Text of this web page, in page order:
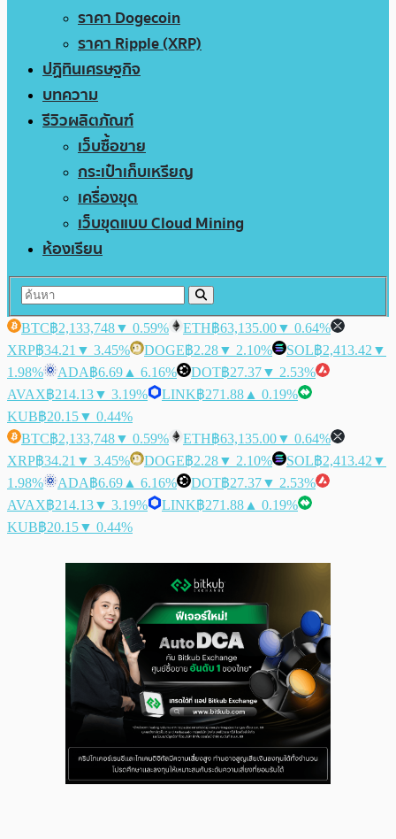
ราคา Dogecoin
ราคา Ripple (XRP)
ปฏิทินเศรษฐกิจ
บทความ
รีวิวผลิตภัณฑ์
เว็บซื้อขาย
กระเป๋าเก็บเหรียญ
เครื่องขุด
เว็บขุดแบบ Cloud Mining
ห้องเรียน
BTC฿2,133,748▼ 0.59% ETH฿63,135.00▼ 0.64%
XRP฿34.21 ▼ 3.45% DOGE฿2.28▼ 2.10% SOL฿2,413.42 ▼
1.98%
ADA฿6.69 ▲ 6.16% DOT฿27.37▼ 2.53%
AVAX฿214.13▼ 3.19% LINK฿271.88 ▲ 0.19%
KUB฿20.15▼ 0.44%
BTC฿2,133,748▼ 0.59% ETH฿63,135.00▼ 0.64%
XRP฿34.21 ▼ 3.45% DOGE฿2.28▼ 2.10% SOL฿2,413.42 ▼
1.98%
ADA฿6.69 ▲ 6.16% DOT฿27.37▼ 2.53%
AVAX฿214.13▼ 3.19% LINK฿271.88 ▲ 0.19%
KUB฿20.15▼ 0.44%